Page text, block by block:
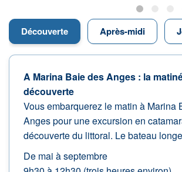
Découverte Après-midi
A Marina Baie des Anges : la
découverte
Vous embarquerez le matin à Marina
Anges pour une excursion en
découverte du littoral. Le bateau
De mai à septembre